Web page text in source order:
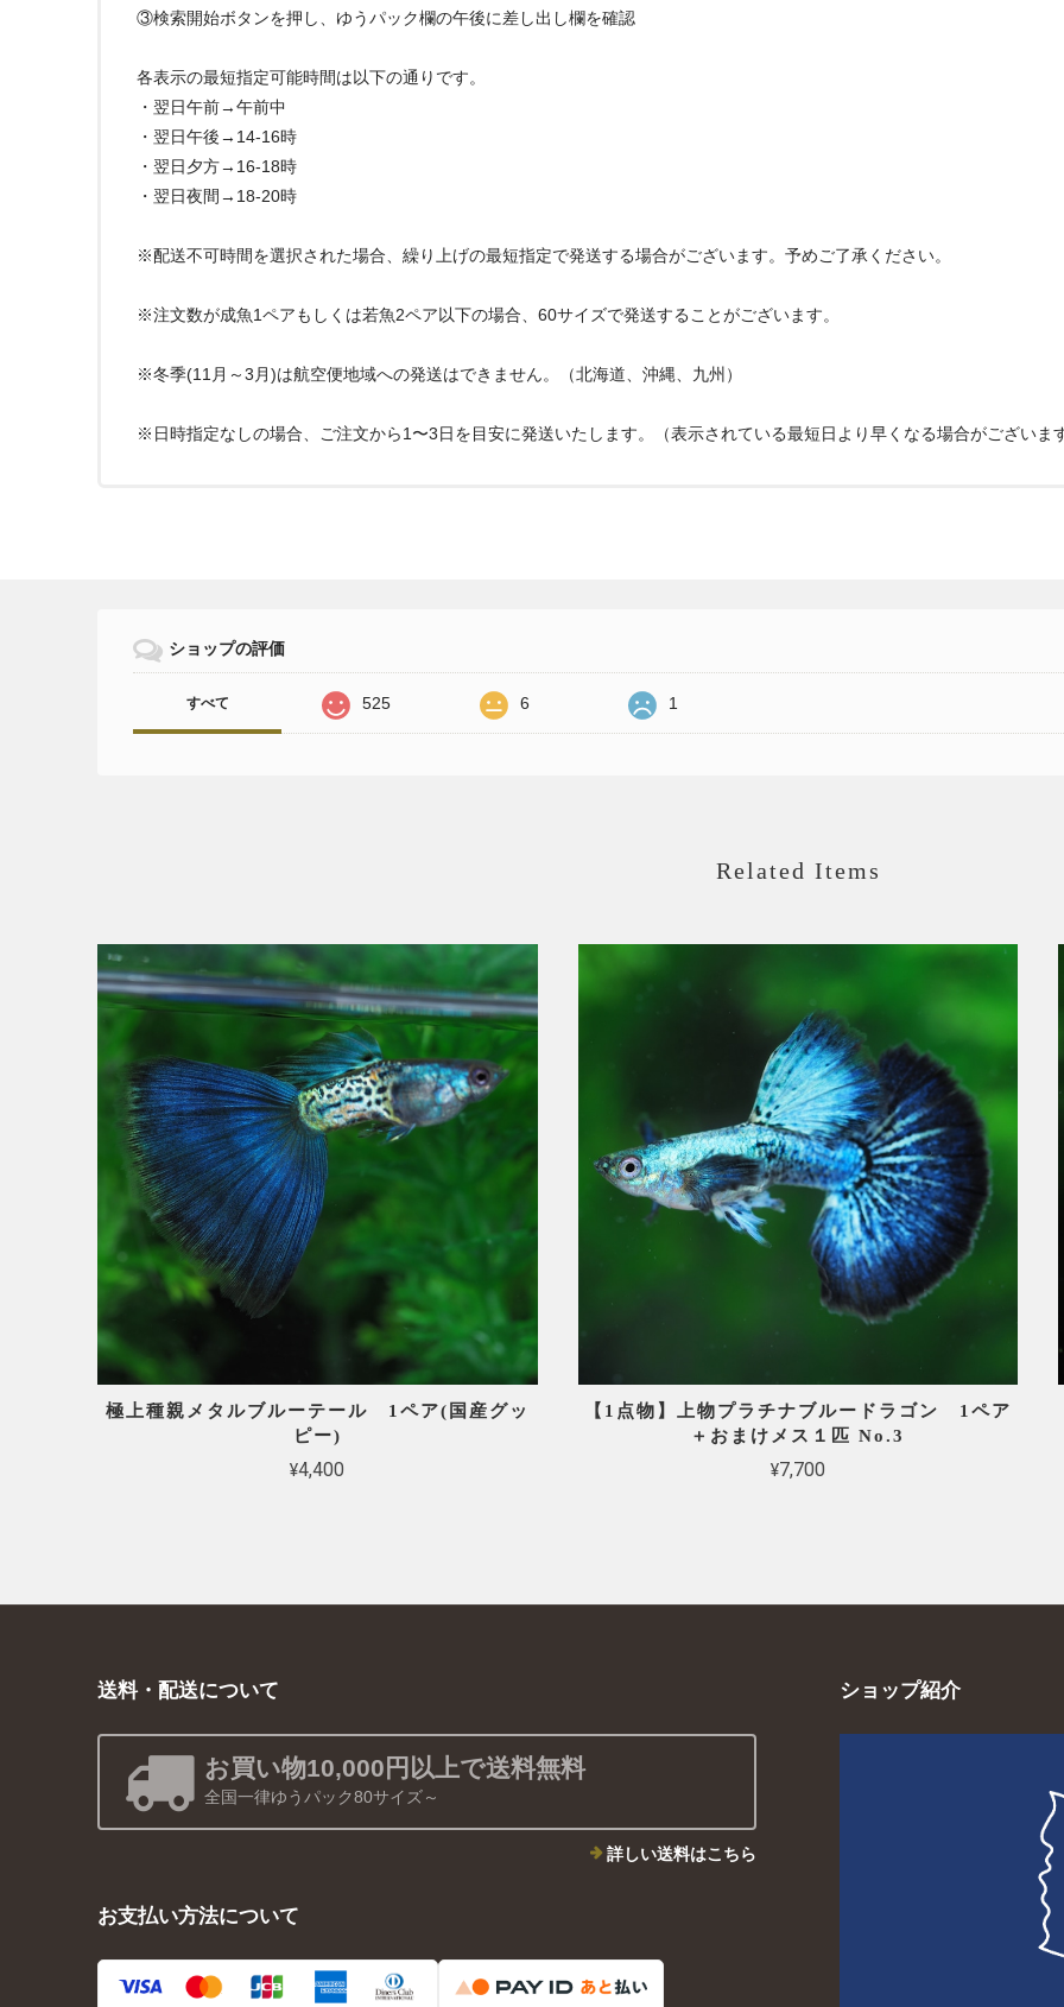
③検索開始ボタンを押し、ゆうパック欄の午後に差し出し欄を確認
各表示の最短指定可能時間は以下の通りです。
・翌日午前→午前中
・翌日午後→14-16時
・翌日夕方→16-18時
・翌日夜間→18-20時
※配送不可時間を選択された場合、繰り上げの最短指定で発送する場合がございます。予めご了承ください。
※注文数が成魚1ペアもしくは若魚2ペア以下の場合、60サイズで発送することがございます。
※冬季(11月～3月)は航空便地域への発送はできません。（北海道、沖縄、九州）
※日時指定なしの場合、ご注文から1〜3日を目安に発送いたします。（表示されている最短日より早くなる場合がございま
ショップの評価
すべて 525 6 1
Related Items
極上種親メタルブルーテール 1ペア(国産グッ
ピー)
¥4,400
【1点物】上物プラチナブルードラゴン 1ペア
＋おまけメス１匹 No.3
¥7,700
送料・配送について
お買い物10,000円以上で送料無料
全国一律ゆうパック80サイズ～
詳しい送料はこちら
お支払い方法について
ショップ紹介